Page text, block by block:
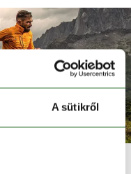
A sütikről
mint 50 éve gyártja